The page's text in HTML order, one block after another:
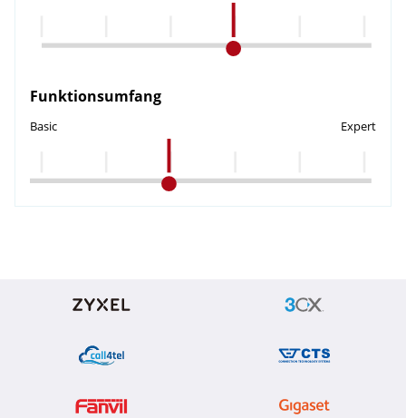
Funktionsumfang
Basic Expert